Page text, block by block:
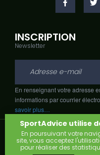
INSCRIPTION
Newsletter
En renseignant votre adresse
informations par courrier
savoir plus…
Copyright © 2026,
Narobaz.
SportAdvice utilise
En poursuivant votre
site, vous acceptez
pour réaliser des